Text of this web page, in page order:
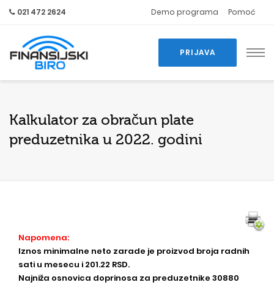
021 472 2624 Demo programa Pomoć
PRIJAVA
Kalkulator za obračun plate
preduzetnika u 2022. godini
Napomena:
Iznos minimalne neto zarade je proizvod broja radnih
sati u mesecu i 201.22 RSD.
Najniža osnovica doprinosa za preduzetnike 30880